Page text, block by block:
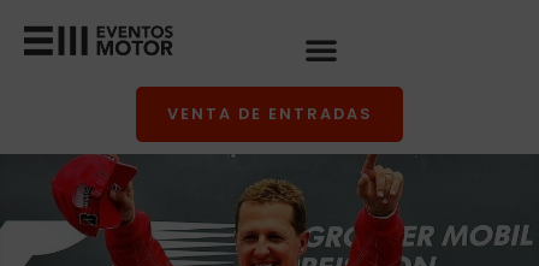
VENTA DE ENTRADAS